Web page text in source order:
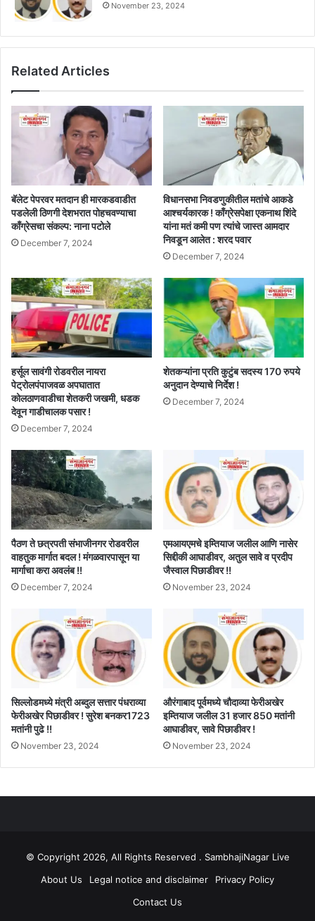
November 23, 2024
Related Articles
बॅलेट पेपरवर मतदान ही मारकडवाडीत
पडलेली ठिणगी देशभरात पोहचवण्याचा
काँग्रेसचा संकल्प: नाना पटोले
December 7, 2024
विधानसभा निवडणुकीतील मतांचे आकडे
आश्चर्यकारक ! काँग्रेसपेक्षा एकनाथ शिंदे
यांना मतं कमी पण त्यांचे जास्त आमदार
निवडून आलेत : शरद पवार
December 7, 2024
हर्सूल सावंगी रोडवरील नायरा
पेट्रोलपंपाजवळ अपघातात
कोलठाणवाडीचा शेतकरी जखमी, धडक
देवून गाडीचालक पसार !
December 7, 2024
शेतकऱ्यांना प्रति कुटुंब सदस्य 170 रुपये
अनुदान देण्याचे निर्देश !
December 7, 2024
पैठण ते छत्रपती संभाजीनगर रोडवरील
वाहतुक मार्गात बदल ! मंगळवारपासून या
मार्गाचा करा अवलंब !!
December 7, 2024
एमआयएमचे इम्तियाज जलील आणि नासेर
सिद्दीकी आघाडीवर, अतुल सावे व प्रदीप
जैस्वाल पिछाडीवर !!
November 23, 2024
सिल्लोडमध्ये मंत्री अब्दुल सत्तार पंधराव्या
फेरीअखेर पिछाडीवर ! सुरेश बनकर1723
मतांनी पुढे !!
November 23, 2024
औरंगाबाद पूर्वमध्ये चौदाव्या फेरीअखेर
इम्तियाज जलील 31 हजार 850 मतांनी
आघाडीवर, सावे पिछाडीवर !
November 23, 2024
© Copyright 2026, All Rights Reserved . SambhajiNagar Live
About Us
Legal notice and disclaimer
Privacy Policy
Contact Us